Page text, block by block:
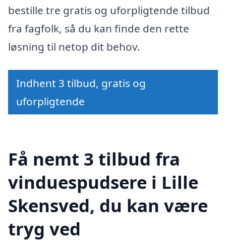
bestille tre gratis og uforpligtende tilbud
fra fagfolk, så du kan finde den rette
løsning til netop dit behov.
Indhent 3 tilbud, gratis og
uforpligtende
Få nemt 3 tilbud fra
vinduespudsere i Lille
Skensved, du kan være
tryg ved